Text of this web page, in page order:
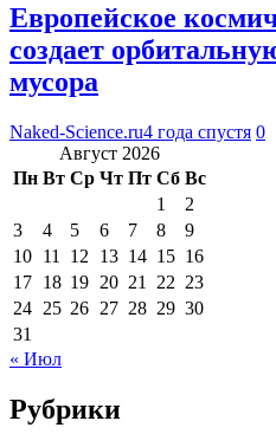
Европейское
создает
мусора
Naked-Science.ru4 года спустя 0
Август 2026
Пн Вт Ср Чт Пт Сб Вс
1
2
3
4 5 6 7 8
9
10 11 12 13 14 15 16
17 18 19 20 21 22 23
24 25 26 27 28 29 30
31
« Июл
Рубрики